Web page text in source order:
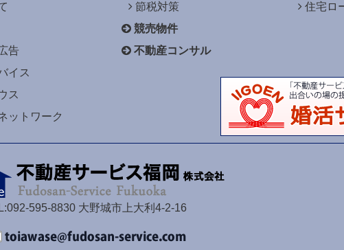
告
イス
ス
ットワーク
節税対策
競売物件
不動産コンサル
住宅ロ
595-8830 大野城市上大利4-2-16